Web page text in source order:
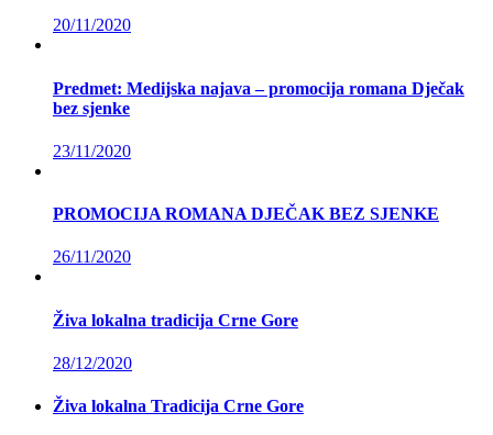
20/11/2020
Predmet: Medijska najava – promocija romana Dječak
bez sjenke
23/11/2020
PROMOCIJA ROMANA DJEČAK BEZ SJENKE
26/11/2020
Živa lokalna tradicija Crne Gore
28/12/2020
Živa lokalna Tradicija Crne Gore